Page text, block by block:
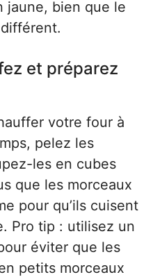
jaune, bien que le
et préparez
votre four à
pelez les
les en cubes
que les morceaux
pour qu’ils cuisent
Pro tip : utilisez un
éviter que les
petits morceaux